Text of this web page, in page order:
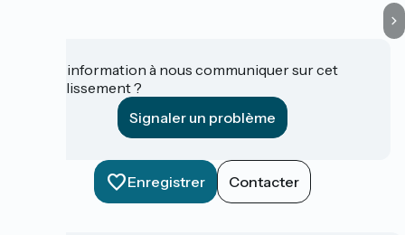
Une information à nous communiquer sur cet
établissement ?
Signaler un problème
Enregistrer Contacter